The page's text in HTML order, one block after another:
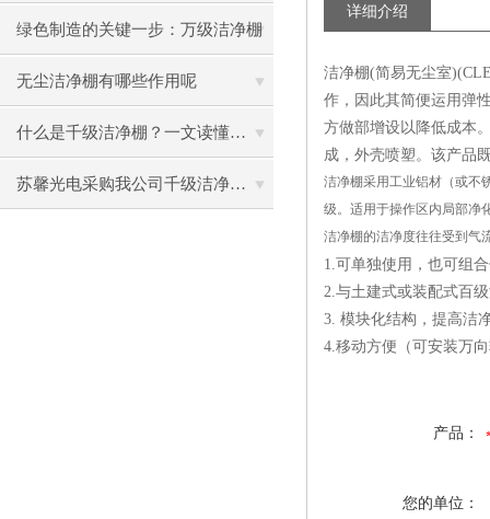
室到底有什么区别？
绿色制造的关键一步：万级洁净棚
助力环保型半导体产业发展
无尘洁净棚有哪些作用呢
什么是千级洁净棚？一文读懂其结构特点与局部净化优势
苏馨光电采购我公司千级洁净棚普通工作台一批（7月07日）已顺利交货
详细介绍
洁净棚(简易无尘室
作，因此其简便运用弹
方做部增设以降低成本
成，外壳喷塑。该产品
洁净棚采用工业铝材（或不
级。适用于操作区内局部净
洁净棚的洁净度往往受到气
1.可单独使用，也可组
2.与土建式或装配式百
3. 模块化结构，提高洁
4.移动方便（可安装万
产品：
您的单位：